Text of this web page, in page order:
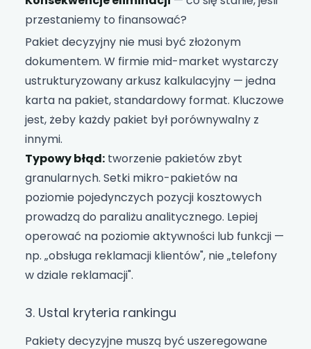
przestaniemy to finansować?
Pakiet decyzyjny nie musi być złożonym
dokumentem. W firmie mid-market wystarczy
ustrukturyzowany arkusz kalkulacyjny — jedna
karta na pakiet, standardowy format. Kluczowe
jest, żeby każdy pakiet był porównywalny z
innymi.
Typowy błąd: tworzenie pakietów zbyt
granularnych. Setki mikro-pakietów na
poziomie pojedynczych pozycji kosztowych
prowadzą do paraliżu analitycznego. Lepiej
operować na poziomie aktywności lub funkcji —
np. „obsługa reklamacji klientów", nie „telefony
w dziale reklamacji".
3. Ustal kryteria rankingu
Pakiety decyzyjne muszą być uszeregowane